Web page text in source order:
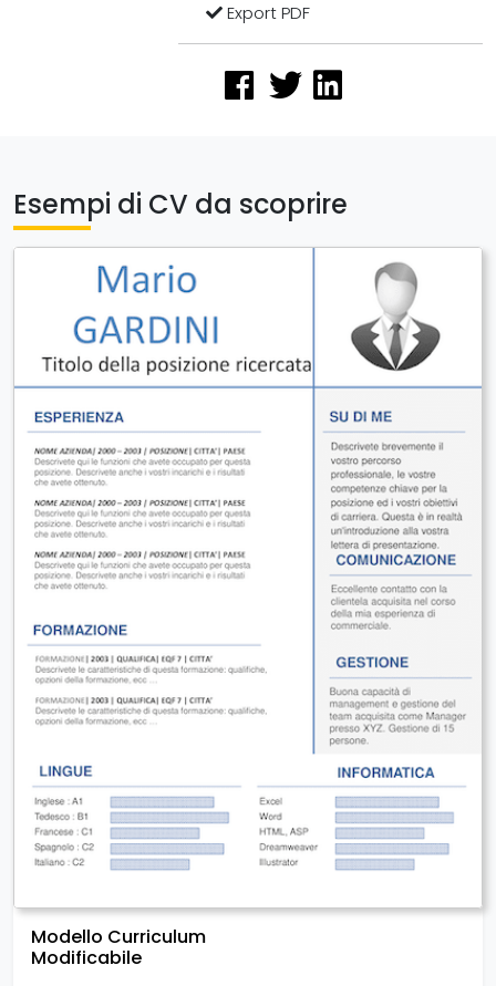
Export PDF
Esempi di CV da scoprire
Modello Curriculum
Modificabile